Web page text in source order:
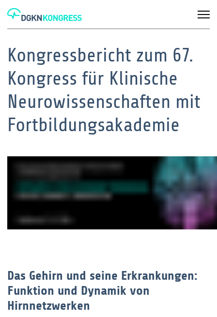
Kongressbericht zum 67.
Kongress für Klinische
Neurowissenschaften mit
Fortbildungsakademie
Das Gehirn und seine Erkrankungen:
Funktion und Dynamik von
Hirnnetzwerken